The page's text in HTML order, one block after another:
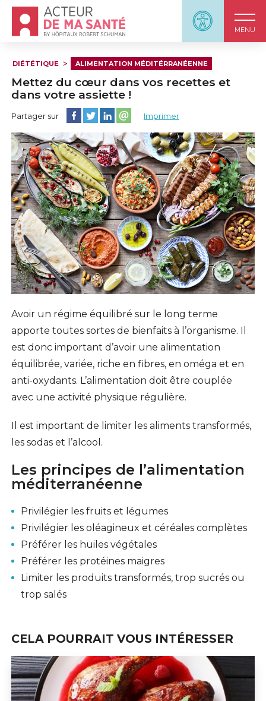
Panneau
MENU
Accueil - Acteur de ma santé, by HôpitauxRobert
DIÉTÉTIQUE ALIMENTATION MÉDITÉRRANÉENNE
Mettez du cœur dans vos recettes et
dans votre assiette !
Partager sur Partager cette page sur Facebook
Partager cette page sur Twitter
Partager cette page sur LinkedIn
Partager cette page sur email
Imprimer
Avoir un régime équilibré sur le long terme
apporte toutes sortes de bienfaits à l’organisme. Il
est donc important d’avoir une alimentation
équilibrée, variée, riche en fibres, en oméga et en
anti-oxydants. L’alimentation doit être couplée
avec une activité physique régulière.
Il est important de limiter les aliments transformés,
les sodas et l’alcool.
Les principes de l’alimentation
méditerranéenne
Privilégier les fruits et légumes
Privilégier les oléagineux et céréales complètes
Préférer les huiles végétales
Préférer les protéines maigres
Limiter les produits transformés, trop sucrés ou
trop salés
CELA POURRAIT VOUS INTÉRESSER